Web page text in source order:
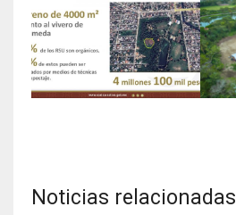
Noticias relacionadas